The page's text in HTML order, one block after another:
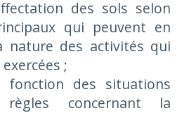
des sols selon
qui peuvent en
des activités qui
;
fonction des situations
concernant la